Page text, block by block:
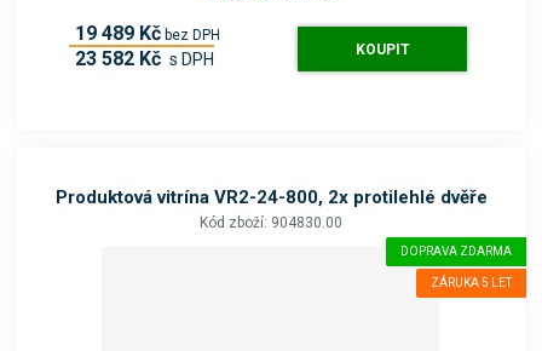
19 489 Kč bez DPH
23 582 Kč s DPH KOUPIT
Produktová vitrína VR2-24-800, 2x protilehlé dvěře
Kód zboží: 904830.00
DOPRAVA ZDARMA
ZÁRUKA 5 LET